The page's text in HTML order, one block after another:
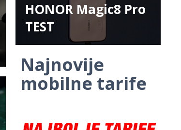
HONOR Magic8 Pro
TEST
Najnovije
mobilne tarife